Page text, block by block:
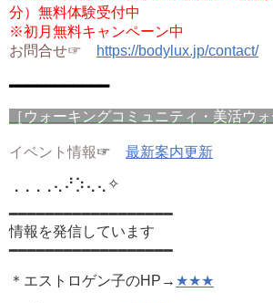
分）無料体験受付中
※初月無料キャンペーン中
お問合せ☞
https://bodylux.jp/contact/
━━━━━━━━━━━
［ウォーキングコミュニティ・美活ウォ
イベント情報☞ 最新案内更新
⢀⢀⢀⢀⢄⠜⡱⢄⢄ ✧
━━━━━━━━━━━━━━━━━━
情報を発信しています
━━━━━━━━━━━━━━━━━━
＊エストロゲン子のHP→ ★★★